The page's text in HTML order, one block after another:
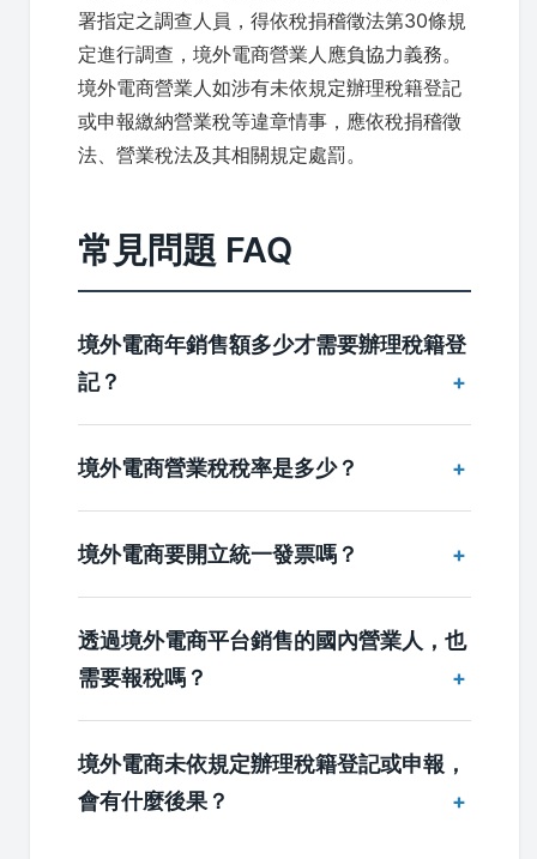
署指定之調查人員，得依稅捐稽徵法第30條規
定進行調查，境外電商營業人應負協力義務。
境外電商營業人如涉有未依規定辦理稅籍登記
或申報繳納營業稅等違章情事，應依稅捐稽徵
法、營業稅法及其相關規定處罰。
常見問題 FAQ
境外電商年銷售額多少才需要辦理稅籍登
記？
境外電商營業稅稅率是多少？
境外電商要開立統一發票嗎？
透過境外電商平台銷售的國內營業人，也
需要報稅嗎？
境外電商未依規定辦理稅籍登記或申報，
會有什麼後果？